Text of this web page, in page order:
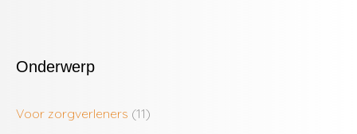
Onderwerp
Voor zorgverleners (11)